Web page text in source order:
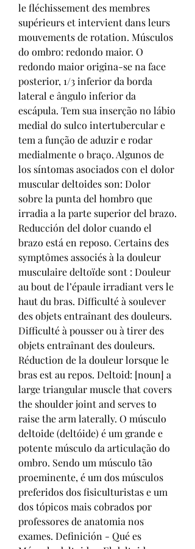
le fléchissement des membres
supérieurs et intervient dans leurs
mouvements de rotation. Músculos
do ombro: redondo maior. O
redondo maior origina-se na face
posterior, 1/3 inferior da borda
lateral e ângulo inferior da
escápula. Tem sua inserção no lábio
medial do sulco intertubercular e
tem a função de aduzir e rodar
medialmente o braço. Algunos de
los síntomas asociados con el dolor
muscular deltoides son: Dolor
sobre la punta del hombro que
irradia a la parte superior del brazo.
Reducción del dolor cuando el
brazo está en reposo. Certains des
symptômes associés à la douleur
musculaire deltoïde sont : Douleur
au bout de l’épaule irradiant vers le
haut du bras. Difficulté à soulever
des objets entraînant des douleurs.
Difficulté à pousser ou à tirer des
objets entraînant des douleurs.
Réduction de la douleur lorsque le
bras est au repos. Deltoid: [noun] a
large triangular muscle that covers
the shoulder joint and serves to
raise the arm laterally. O músculo
deltoide (deltóide) é um grande e
potente músculo da articulação do
ombro. Sendo um músculo tão
proeminente, é um dos músculos
preferidos dos fisiculturistas e um
dos tópicos mais cobrados por
professores de anatomia nos
exames. Definición - Qué es